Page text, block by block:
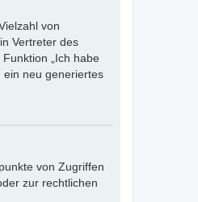
von
Vertreter des
„Ich habe
ein neu generiertes
von Zugriffen
zur rechtlichen